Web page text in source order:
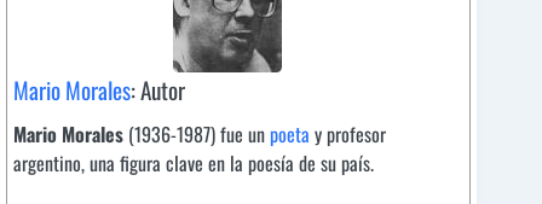
Mario Morales: Autor
Mario Morales (1936-1987) fue unpoeta y profesor
argentino, una figura clave en la poesía de su país.